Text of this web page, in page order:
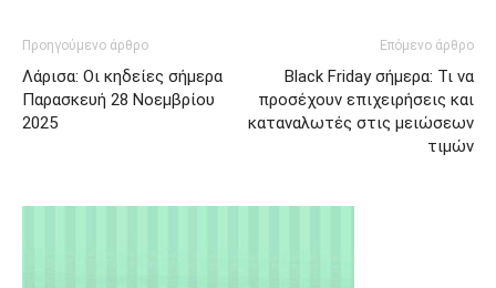
Προηγούμενο άρθρο
Λάρισα: Οι κηδείες σήμερα
Παρασκευή 28 Νοεμβρίου
2025
Επόμενο άρθρο
Black Friday σήμερα: Τι να
προσέχουν επιχειρήσεις και
καταναλωτές στις μειώσεων
τιμών